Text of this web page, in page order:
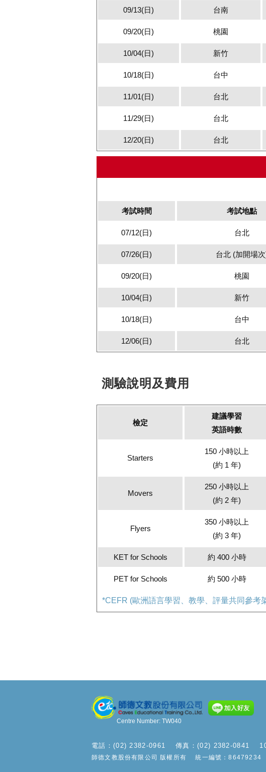
09/13(日) 台南
09/20(日) 桃園
10/04(日) 新竹
10/18(日) 台中
11/01(日) 台北
11/29(日) 台北
12/20(日) 台北
考試時間 考試地點
07/12(日) 台北
07/26(日) 台北 (加開場
09/20(日) 桃園
10/04(日) 新竹
10/18(日) 台中
12/06(日) 台北
測驗說明及費用
檢定
建議學習
英語時數
Starters
150 小時以上
(約 1 年)
Movers
250 小時以上
(約 2 年)
Flyers
350 小時以上
(約 3 年)
KET for Schools 約 400 小時
PET for Schools 約 500 小時
*CEFR (歐洲語言學習、教學、評量共同參考
Centre Number: TW040
電話：(02) 2382-0961 傳真：(02) 2382-0841
師德文教股份有限公司 版權所有 統一編號：